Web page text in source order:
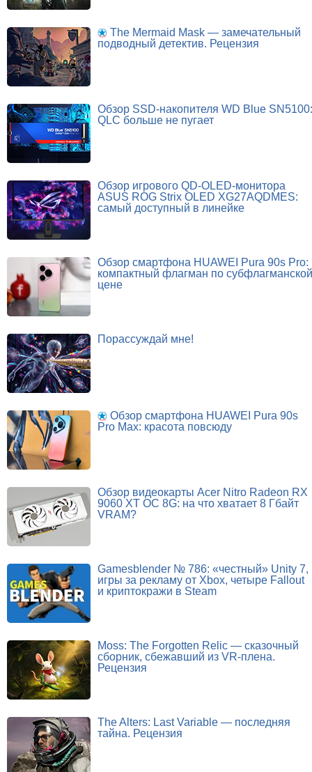
The Mermaid Mask — замечательный
подводный детектив. Рецензия
Обзор SSD-накопителя WD Blue SN5100:
QLC больше не пугает
Обзор игрового QD-OLED-монитора
ASUS ROG Strix OLED XG27AQDMES:
самый доступный в линейке
Обзор смартфона HUAWEI Pura 90s Pro:
компактный флагман по субфлагманской
цене
Порассуждай мне!
Обзор смартфона HUAWEI Pura 90s
Pro Max: красота повсюду
Обзор видеокарты Acer Nitro Radeon RX
9060 XT OC 8G: на что хватает 8 Гбайт
VRAM?
Gamesblender № 786: «честный» Unity 7,
игры за рекламу от Xbox, четыре Fallout
и криптокражи в Steam
Moss: The Forgotten Relic — сказочный
сборник, сбежавший из VR-плена.
Рецензия
The Alters: Last Variable — последняя
тайна. Рецензия